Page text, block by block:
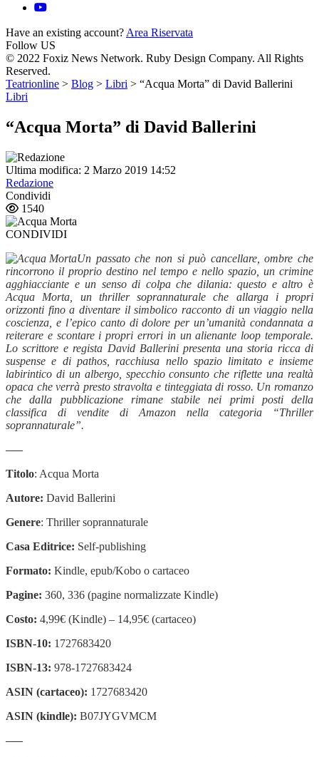
Have an existing account? Area Riservata
Follow US
© 2022 Foxiz News Network. Ruby Design Company. All Rights
Reserved.
Teatrionline > Blog > Libri > “Acqua Morta” di David Ballerini
Libri
“Acqua Morta” di David Ballerini
Ultima modifica: 2 Marzo 2019 14:52
Redazione
Condividi
1540
CONDIVIDI
Un passato che non si può cancellare, ombre che
rincorrono il proprio destino nel tempo e nello spazio, un crimine
agghiacciante e un senso di colpa che dilania: questo e altro è
Acqua Morta, un thriller soprannaturale che allarga i propri
orizzonti fino a diventare il simbolico racconto di un viaggio nella
coscienza, e l’epico canto di dolore per un’umanità condannata a
reiterare e scontare i propri errori in un alienante loop temporale.
Lo scrittore e regista David Ballerini presenta una storia ricca di
suspense e di pathos, racchiusa nello spazio limitato e insieme
labirintico di un albergo, specchio consunto che riflette una realtà
opaca che verrà presto stravolta e tinteggiata di rosso. Un romanzo
che dalla pubblicazione rimane stabile nei primi posti della
classifica di vendite di Amazon nella categoria “Thriller
soprannaturale”.
—–
Titolo: Acqua Morta
Autore: David Ballerini
Genere: Thriller soprannaturale
Casa Editrice: Self-publishing
Formato: Kindle, epub/Kobo o cartaceo
Pagine: 360, 336 (pagine normalizzate Kindle)
Costo: 4,99€ (Kindle) – 14,95€ (cartaceo)
ISBN-10: 1727683420
ISBN-13: 978-1727683424
ASIN (cartaceo): 1727683420
ASIN (kindle): B07JYGVMCM
—–